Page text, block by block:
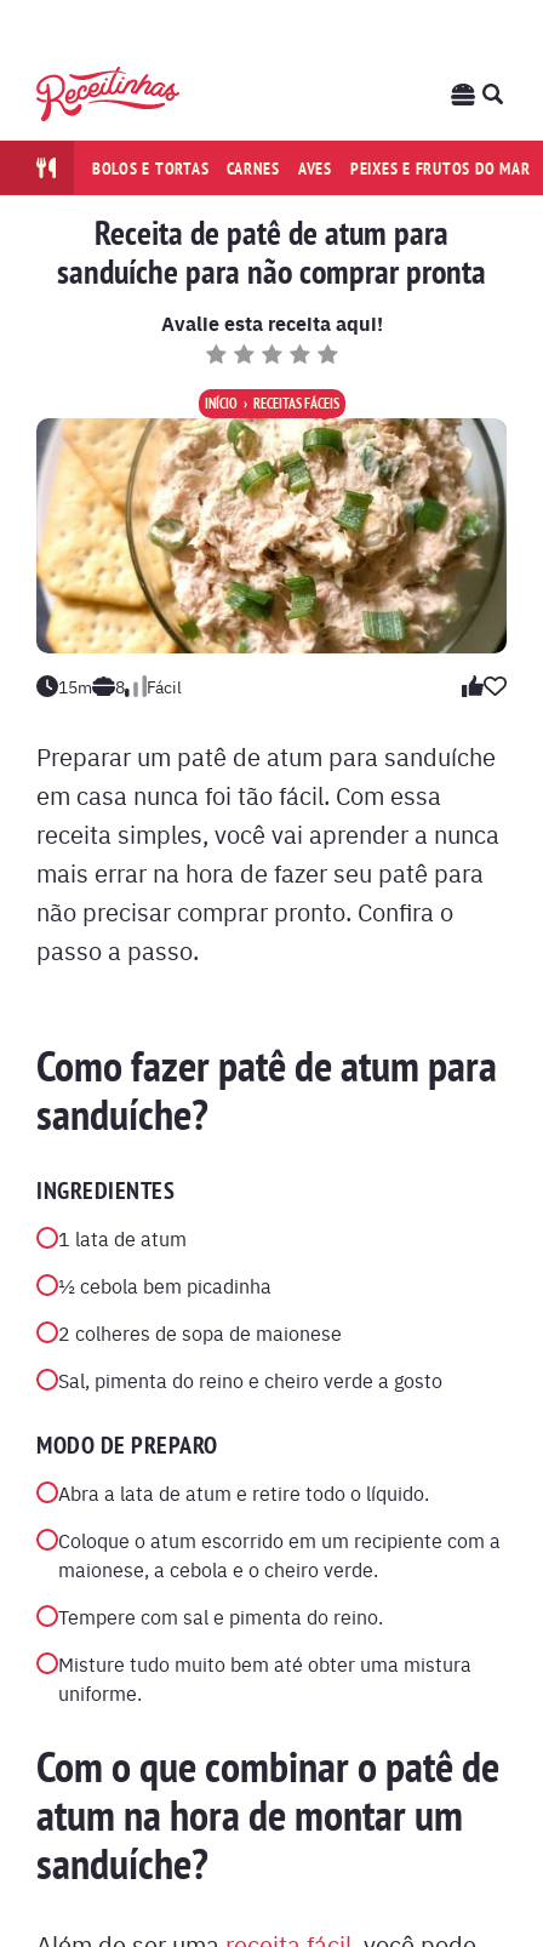
BOLOS E TORTAS CARNES AVES PEIXES E FRUTOS DO MAR
Receita de patê de atum para
sanduíche para não comprar pronta
Avalie esta receita aqui!
INÍCIO RECEITAS FÁCEIS
15m 8 Fácil
Preparar um patê de atum para sanduíche
em casa nunca foi tão fácil. Com essa
receita simples, você vai aprender a nunca
mais errar na hora de fazer seu patê para
não precisar comprar pronto. Confira o
passo a passo.
Como fazer patê de atum para
sanduíche?
INGREDIENTES
1 lata de atum
½ cebola bem picadinha
2 colheres de sopa de maionese
Sal, pimenta do reino e cheiro verde a gosto
MODO DE PREPARO
Abra a lata de atum e retire todo o líquido.
Coloque o atum escorrido em um recipiente com a
maionese, a cebola e o cheiro verde.
Tempere com sal e pimenta do reino.
Misture tudo muito bem até obter uma mistura
uniforme.
Com o que combinar o patê de
atum na hora de montar um
sanduíche?